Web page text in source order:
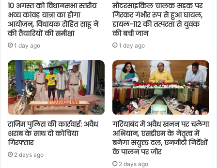
10 अगस्त को विधानसभा स्तरीय
भव्य कांवड़ यात्रा का होगा
आयोजन, विधायक रोहित साहू ने
की तैयारियों की समीक्षा
1 day ago
मोटरसाइकिल चालक सड़क पर
गिरकर गंभीर रूप से हुआ घायल,
डायल-112 की तत्परता से युवक
की बची जान
1 day ago
राजिम पुलिस की कार्रवाई: अवैध
शराब के साथ दो कोचिया
गिरफ्तार
2 days ago
गरियाबंद में अवैध खनन पर चलेगा
अभियान, एसडीएम के नेतृत्व में
बनेगा संयुक्त दल, एनजीटी निर्देशों
के पालन पर जोर
2 days ago